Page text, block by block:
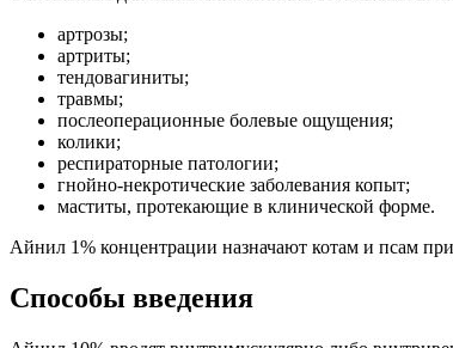
артрозы;
артриты;
тендовагиниты;
травмы;
послеоперационные болевые ощущения;
колики;
респираторные патологии;
гнойно-некротические заболевания копыт;
маститы, протекающие в клинической форме.
Айнил 1% концентрации назначают котам и псам
Способы введения